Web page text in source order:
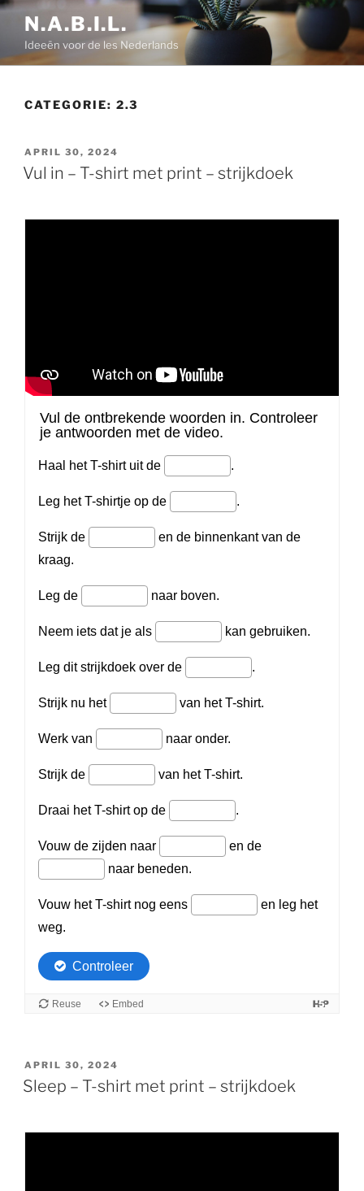
Ga
inhoud
N.A.B.I.L.
Ideeën voor de les Nederlands
CATEGORIE: 2.3
GEPLAATST
OP
APRIL 30, 2024
Vul in – T-shirt met print – strijkdoek
GEPLAATST
OP
APRIL 30, 2024
Sleep – T-shirt met print – strijkdoek